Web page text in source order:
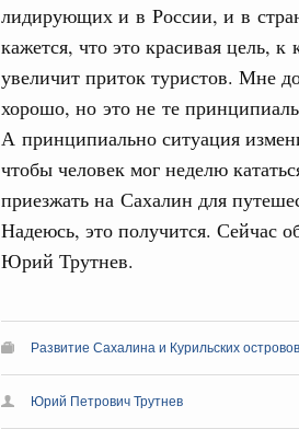
лидирующих и в России, и в
кажется, что это красивая цель,
увеличит приток туристов. Мне
хорошо, но это не те
А принципиально ситуация
чтобы человек мог неделю
приезжать на Сахалин для
Надеюсь, это получится. Сейчас
Юрий Трутнев.
Развитие Сахалина и Курильских островов
Юрий Петрович Трутнев